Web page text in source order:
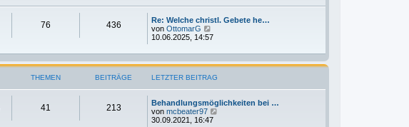
a
g
e
t
e
r
e
i
t
r
a
g
76 436
Re: Welche christl. Gebete he…
von OttomarG
e
e
s
e
r
e
i
t
10.06.2025, 14:57
THEMEN BEITRÄGE LETZTER BEITRAG
41 213
Behandlungsmöglichkeiten bei …
von mcbeater97
30.09.2021, 16:47